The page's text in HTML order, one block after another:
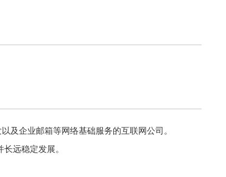
及企业邮箱等网络基础服务的互联网公司。
远稳定发展。